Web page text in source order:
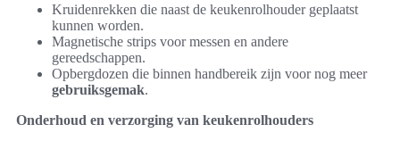
Kruidenrekken die naast de keukenrolhouder geplaatst
kunnen worden.
Magnetische strips voor messen en andere
gereedschappen.
Opbergdozen die binnen handbereik zijn voor nog meer
gebruiksgemak.
Onderhoud en verzorging van keukenrolhouders